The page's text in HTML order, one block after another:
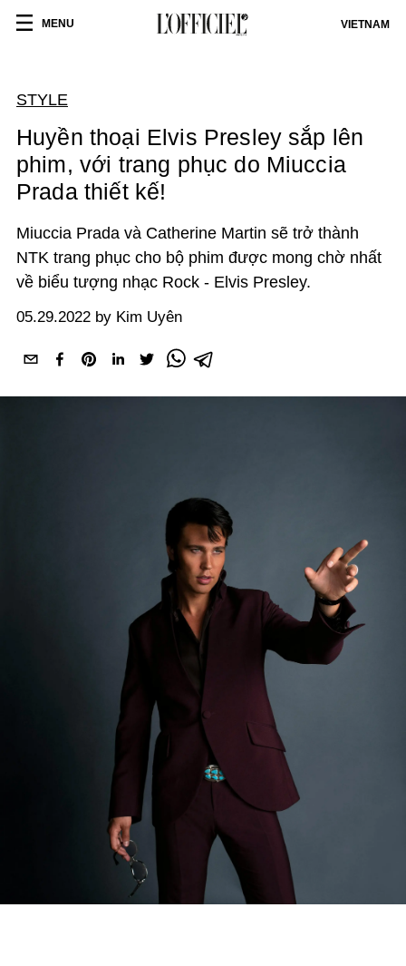
MENU VIETNAM
STYLE
Huyền thoại Elvis Presley sắp lên
phim, với trang phục do Miuccia
Prada thiết kế!
Miuccia Prada và Catherine Martin sẽ trở thành
NTK trang phục cho bộ phim được mong chờ nhất
về biểu tượng nhạc Rock - Elvis Presley.
05.29.2022 by Kim Uyên